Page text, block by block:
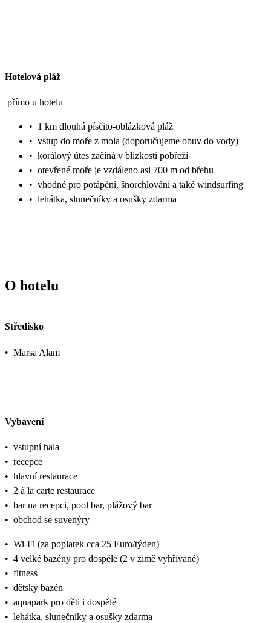
Hotelová pláž
přímo u hotelu
• 1 km dlouhá písčito-oblázková pláž
• vstup do moře z mola (doporučujeme obuv do vody)
• korálový útes začíná v blízkosti pobřeží
• otevřené moře je vzdáleno asi 700 m od břehu
• vhodné pro potápění, šnorchlování a také windsurfing
• lehátka, slunečníky a osušky zdarma
O hotelu
Středisko
• Marsa Alam
Vybavení
• vstupní hala
• recepce
• hlavní restaurace
• 2 à la carte restaurace
• bar na recepci, pool bar, plážový bar
• obchod se suvenýry
• Wi-Fi (za poplatek cca 25 Euro/týden)
• 4 velké bazény pro dospělé (2 v zimě vyhřívané)
• fitness
• dětský bazén
• aquapark pro děti i dospělé
• lehátka, slunečníky a osušky zdarma